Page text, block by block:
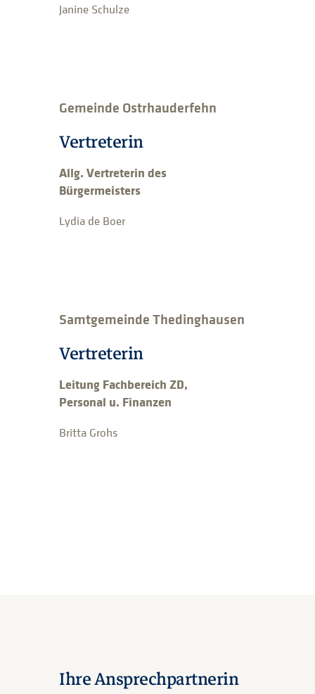
Janine Schulze
Gemeinde Ostrhauderfehn
Vertreterin
Allg. Vertreterin des
Bürgermeisters
Lydia de Boer
Samtgemeinde Thedinghausen
Vertreterin
Leitung Fachbereich ZD,
Personal u. Finanzen
Britta Grohs
Ihre Ansprechpartnerin